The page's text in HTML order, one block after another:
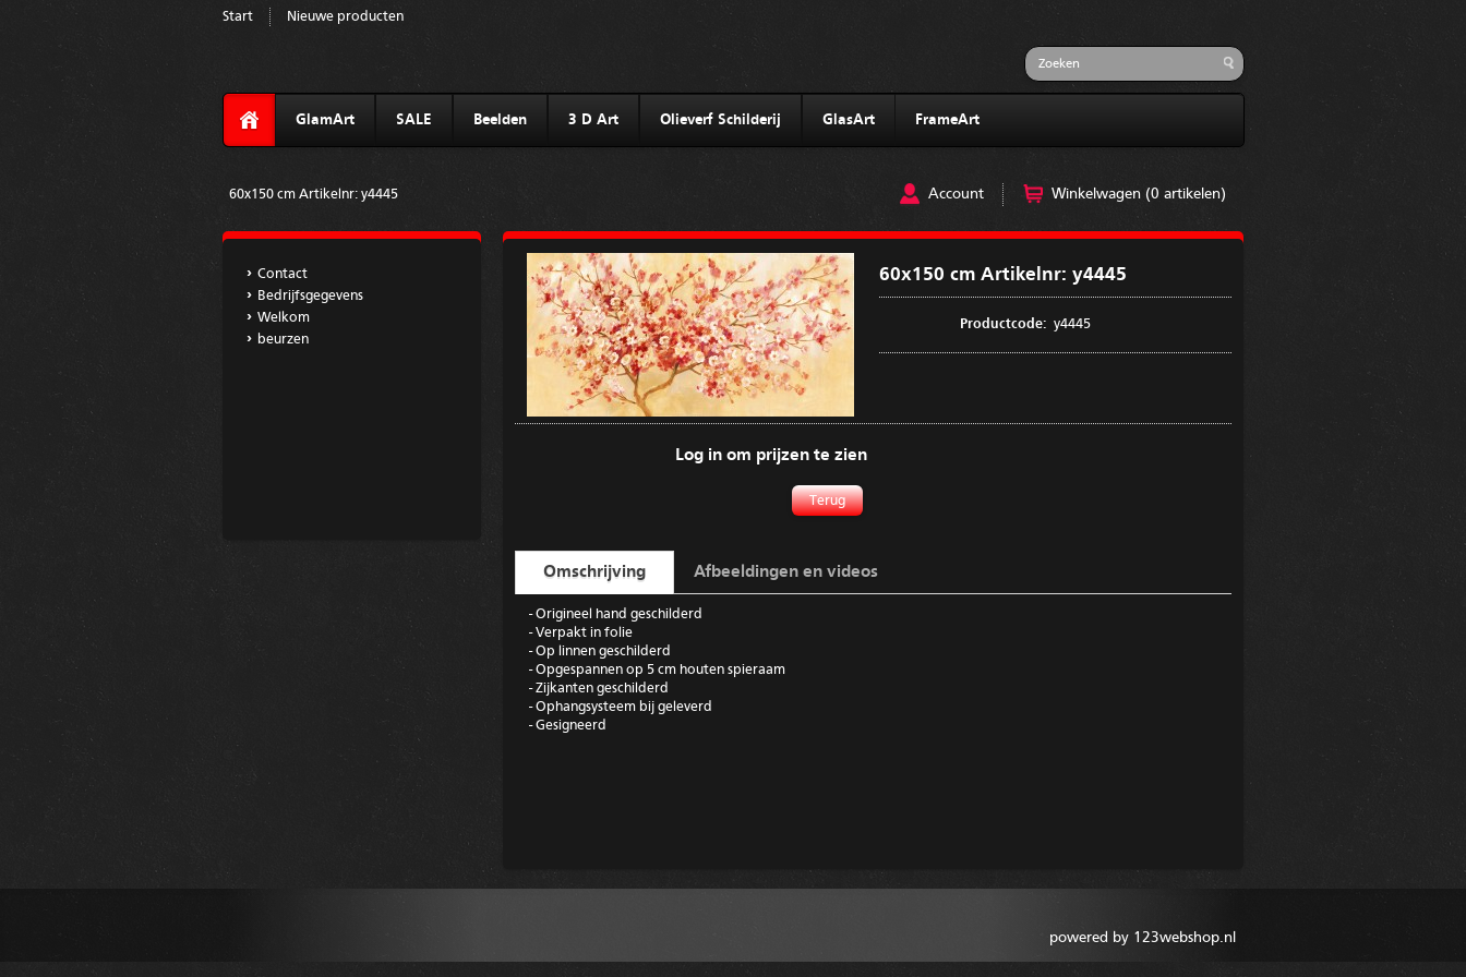
Start Nieuwe producten
GlamArt SALE Beelden 3 D Art Olieverf Schilderij GlasArt FrameArt
60x150 cm Artikelnr: y4445 Account Winkelwagen (0 artikelen)
Contact
Bedrijfsgegevens
Welkom
beurzen
60x150 cm Artikelnr: y4445
Productcode: y4445
Log in om prijzen te zien
Terug
Omschrijving Afbeeldingen en videos
- Origineel hand geschilderd
- Verpakt in folie
- Op linnen geschilderd
- Opgespannen op 5 cm houten spieraam
- Zijkanten geschilderd
- Ophangsysteem bij geleverd
- Gesigneerd
powered by 123webshop.nl